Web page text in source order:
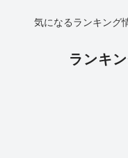
気になるランキング
ランキ